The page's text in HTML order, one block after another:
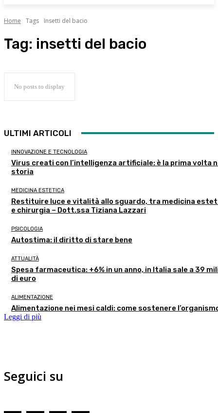
Home Tags Insetti del bacio
Tag: insetti del bacio
No posts to display
ULTIMI ARTICOLI
INNOVAZIONE E TECNOLOGIA
Virus creati con l’intelligenza artificiale: è la prima volta
storia
MEDICINA ESTETICA
Restituire luce e vitalità allo sguardo, tra medicina
e chirurgia – Dott.ssa Tiziana Lazzari
PSICOLOGIA
Autostima: il diritto di stare bene
ATTUALITÀ
Spesa farmaceutica: +6% in un anno, in Italia sale a 39
di euro
ALIMENTAZIONE
Alimentazione nei mesi caldi: come sostenere
Leggi di più
Seguici su